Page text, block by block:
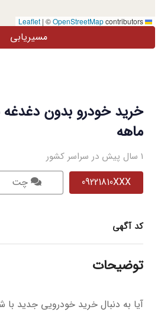
ماهه
1 سال پیش در سراسر کشور
09221810XXX چت
کد آگهی
توضیحات
آیا به دنبال خرید خودرویی جدید
| ©OpenStreetMapcontributors
مسیریابی